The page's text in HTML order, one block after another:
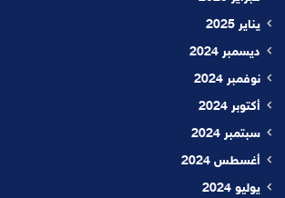
يناير 2025
ديسمبر 2024
نوفمبر 2024
أكتوبر 2024
سبتمبر 2024
أغسطس 2024
يوليو 2024